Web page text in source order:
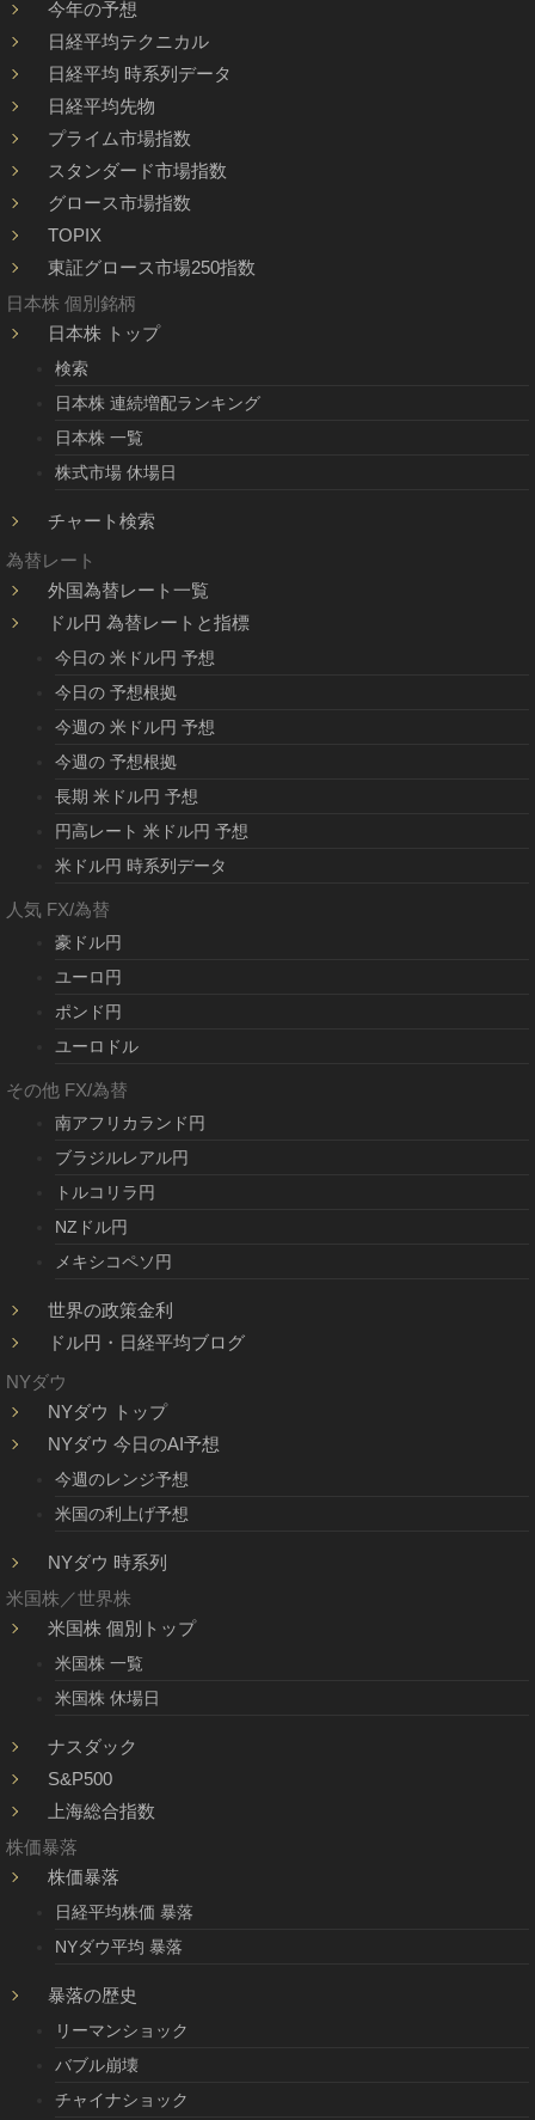
今年の予想
日経平均テクニカル
日経平均 時系列データ
日経平均先物
プライム市場指数
スタンダード市場指数
グロース市場指数
TOPIX
東証グロース市場250指数
日本株 個別銘柄
日本株 トップ
検索
日本株 連続増配ランキング
日本株 一覧
株式市場 休場日
チャート検索
為替レート
外国為替レート一覧
ドル円 為替レートと指標
今日の 米ドル円 予想
今日の 予想根拠
今週の 米ドル円 予想
今週の 予想根拠
長期 米ドル円 予想
円高レート 米ドル円 予想
米ドル円 時系列データ
人気 FX/為替
豪ドル円
ユーロ円
ポンド円
ユーロドル
その他 FX/為替
南アフリカランド円
ブラジルレアル円
トルコリラ円
NZドル円
メキシコペソ円
世界の政策金利
ドル円・日経平均ブログ
NYダウ
NYダウ トップ
NYダウ 今日のAI予想
今週のレンジ予想
米国の利上げ予想
NYダウ 時系列
米国株／世界株
米国株 個別トップ
米国株 一覧
米国株 休場日
ナスダック
S&P500
上海総合指数
株価暴落
株価暴落
日経平均株価 暴落
NYダウ平均 暴落
暴落の歴史
リーマンショック
バブル崩壊
チャイナショック